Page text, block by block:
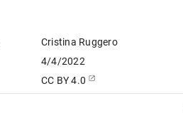
Cristina Ruggero
4/4/2022
CC BY 4.0